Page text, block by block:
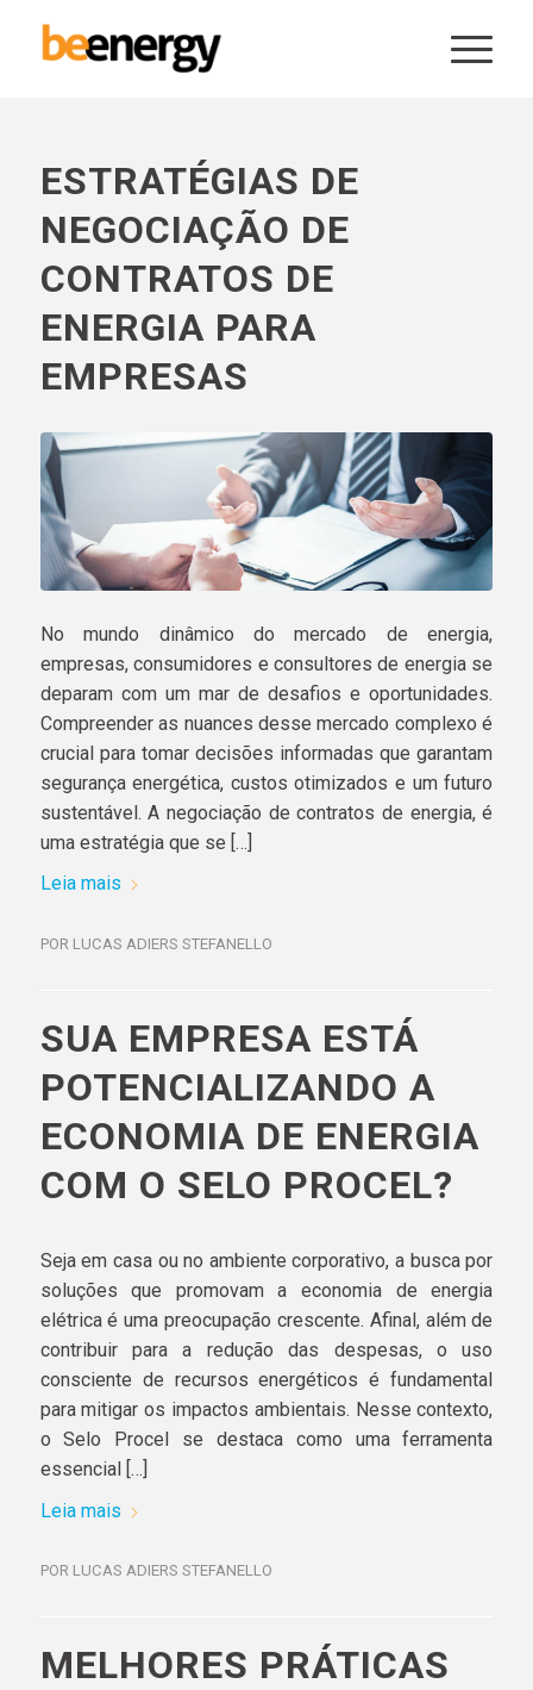
ESTRATÉGIAS DE
NEGOCIAÇÃO DE
CONTRATOS DE
ENERGIA PARA
EMPRESAS
No mundo dinâmico do mercado de energia,
empresas, consumidores e consultores de energia se
deparam com um mar de desafios e oportunidades.
Compreender as nuances desse mercado complexo é
crucial para tomar decisões informadas que garantam
segurança energética, custos otimizados e um futuro
sustentável. A negociação de contratos de energia, é
uma estratégia que se […]
Leia mais
POR LUCAS ADIERS STEFANELLO
SUA EMPRESA ESTÁ
POTENCIALIZANDO A
ECONOMIA DE ENERGIA
COM O SELO PROCEL?
Seja em casa ou no ambiente corporativo, a busca por
soluções que promovam a economia de energia
elétrica é uma preocupação crescente. Afinal, além de
contribuir para a redução das despesas, o uso
consciente de recursos energéticos é fundamental
para mitigar os impactos ambientais. Nesse contexto,
o Selo Procel se destaca como uma ferramenta
essencial […]
Leia mais
POR LUCAS ADIERS STEFANELLO
MELHORES PRÁTICAS